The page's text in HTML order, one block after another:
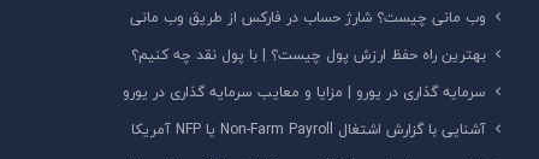
وب مانی چیست؟ شارژ حساب در فارکس از طریق وب مانی
بهترین راه حفظ ارزش پول چیست؟ | با پول نقد چه کنیم؟
سرمایه گذاری در یورو | مزایا و معایب سرمایه گذاری در یورو
آشنایی با گزارش اشتغال Non-Farm Payroll یا NFP آمریکا